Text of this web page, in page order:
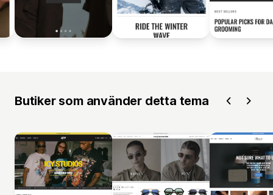
Butiker som använder detta tema